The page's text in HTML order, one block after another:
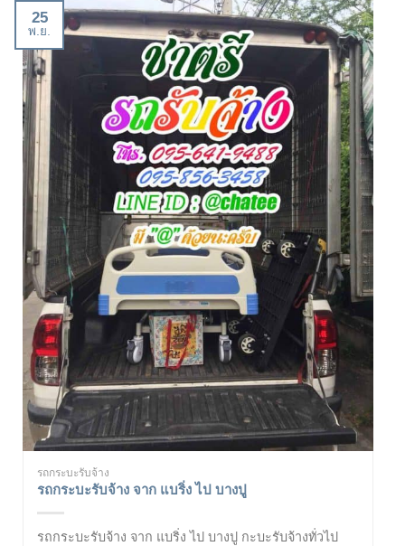
25
พ.ย.
รถกระบะรับจ้าง
รถกระบะรับจ้าง จาก แบริ่ง ไป บางปู
รถกระบะรับจ้าง จาก แบริ่ง ไป บางปู กะบะรับจ้างทั่วไป